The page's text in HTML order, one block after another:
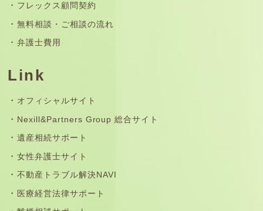
フレックス顧問契約
無料相談・ご相談の流れ
弁護士費用
Link
オフィシャルサイト
Nexill&Partners Group 総合サイト
遺産相続サポート
女性弁護士サイト
不動産トラブル解決NAVI
医療経営法律サポート